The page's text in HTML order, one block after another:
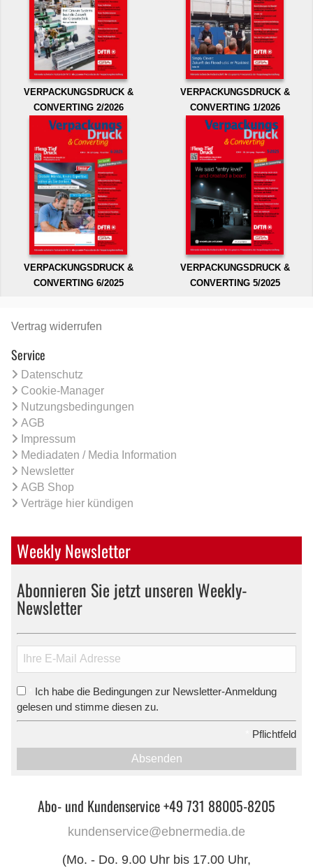
VERPACKUNGSDRUCK &
CONVERTING 2/2026
VERPACKUNGSDRUCK &
CONVERTING 1/2026
VERPACKUNGSDRUCK &
CONVERTING 6/2025
VERPACKUNGSDRUCK &
CONVERTING 5/2025
Vertrag widerrufen
Service
Datenschutz
Cookie-Manager
Nutzungsbedingungen
AGB
Impressum
Mediadaten / Media Information
Newsletter
AGB Shop
Verträge hier kündigen
Weekly Newsletter
Abonnieren Sie jetzt unseren Weekly-
Newsletter
Ich habe die Bedingungen zur Newsletter-Anmeldung
gelesen und stimme diesen zu.
Pflichtfeld
Absenden
Abo- und Kundenservice +49 731 88005-8205
kundenservice@ebnermedia.de
(Mo. - Do. 9.00 Uhr bis 17.00 Uhr,